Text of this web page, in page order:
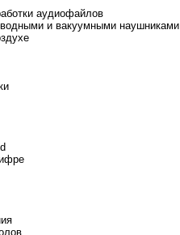
аудиофайлов
и вакуумными наушниками